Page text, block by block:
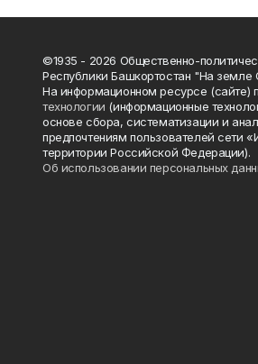
©1935 - 2026 Общественно-
Республики Башкортостан "На земле
На информационном ресурсе (сайте)
технологии (информационные
основе сбора, систематизации и
предпочтениям пользователей сети
территории Российской Федерации).
Об использовании персональных